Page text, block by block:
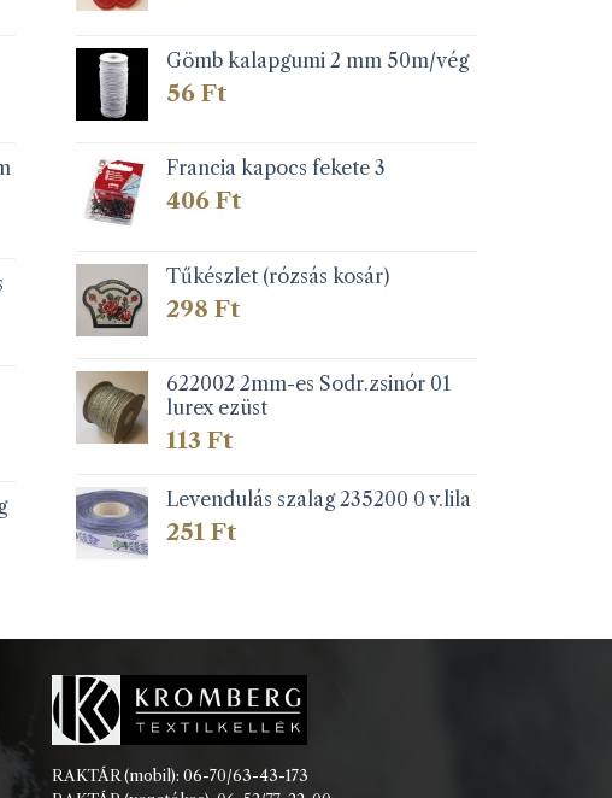
Gömb kalapgumi 2 mm 50m/vég
56Ft
Francia kapocs fekete 3
406Ft
Tűkészlet (rózsás kosár)
298Ft
622002 2mm-es Sodr.zsinór 01
lurex ezüst
113Ft
Levendulás szalag 235200 0 v.lila
251Ft
RAKTÁR (mobil): 06-70/63-43-173